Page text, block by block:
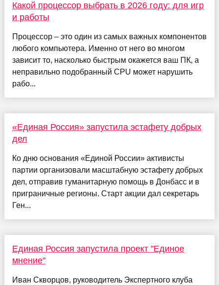
Какой процессор выбрать в 2026 году: для игр
и работы
Процессор – это один из самых важных компонентов
любого компьютера. Именно от него во многом
зависит то, насколько быстрым окажется ваш ПК, а
неправильно подобранный CPU может нарушить
рабо...
«Единая Россия» запустила эстафету добрых
дел
Ко дню основания «Единой России» активисты
партии организовали масштабную эстафету добрых
дел, отправив гуманитарную помощь в Донбасс и в
приграничные регионы. Старт акции дал секретарь
Ген...
Единая Россия запустила проект "Единое
мнение"
Иван Скворцов, руководитель Экспертного клуба